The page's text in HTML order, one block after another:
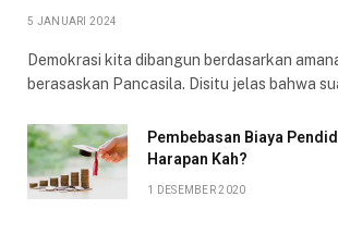
5 JANUARI 2024
Demokrasi kita dibangun berdasarkan
berasaskan Pancasila. Disitu jelas bahwa
Pembebasan Biaya
Harapan Kah?
1 DESEMBER 2020